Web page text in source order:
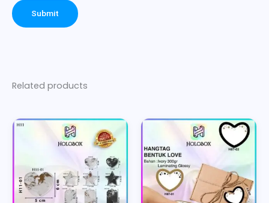
Related products
This
product
multiple
variants.
This
product
multiple
variants.